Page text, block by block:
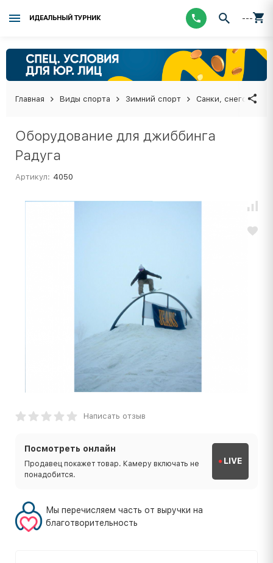
ИДЕАЛЬНЫЙ ТУРНИК ---
Главная Виды спорта Зимний спорт Санки, снегокаты,
Оборудование для джиббинга
Радуга
Артикул: 4050
Написать отзыв
Посмотреть онлайн
Продавец покажет товар. Камеру включать не
понадобится.
LIVE
Мы перечисляем часть от выручки на
благотворительность